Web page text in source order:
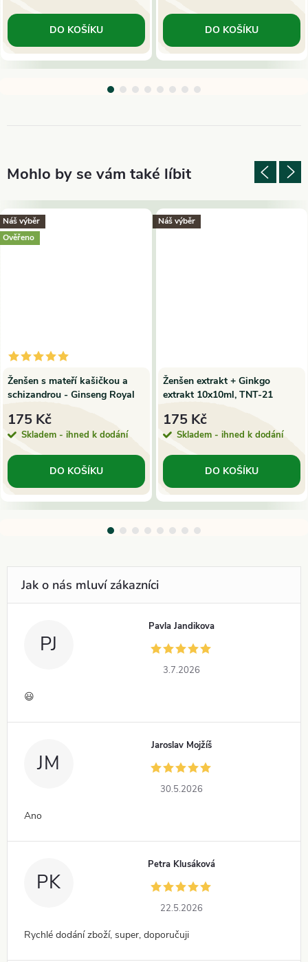
DO KOŠÍKU DO KOŠÍKU
Náš výběr
Ověřeno
Ženšen s mateří kašičkou a
schizandrou - Ginseng Royal
175 Kč
Skladem - ihned k dodání
DO KOŠÍKU
Náš výběr
Ženšen extrakt + Ginkgo
extrakt 10x10ml, TNT-21
175 Kč
Skladem - ihned k dodání
DO KOŠÍKU
PJ
Pavla Jandikova
3.7.2026
😃
JM
Jaroslav Mojžíš
30.5.2026
Ano
PK
Petra Klusáková
22.5.2026
Rychlé dodání zboží, super, doporučuji